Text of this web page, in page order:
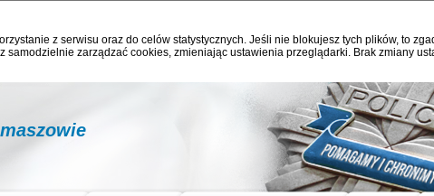
z serwisu oraz do celów statystycznych. Jeśli nie blokujesz tych plików, to
samodzielnie zarządzać cookies, zmieniając ustawienia przeglądarki. Brak zmiany